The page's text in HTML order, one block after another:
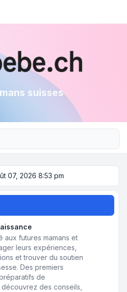
suisses
07, 2026 8:53 pm
aux futures mamans et
leurs expériences,
et trouver du soutien
Des premiers
de
découvrez des conseils,